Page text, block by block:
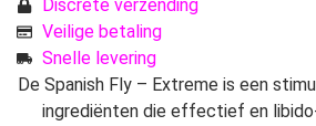
Discrete verzending
Veilige betaling
Snelle levering
De Spanish Fly – Extreme is een
ingrediënten die effectief en